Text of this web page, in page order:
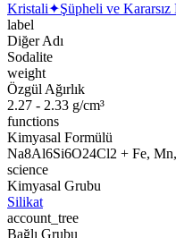
Kristali✦Şüpheli ve
label
Diğer Adı
Sodalite
weight
Özgül Ağırlık
2.27 - 2.33 g/cm³
functions
Kimyasal Formülü
Na8Al6Si6O24Cl2 + Fe,
science
Kimyasal Grubu
Silikat
account_tree
Bağlı Grubu